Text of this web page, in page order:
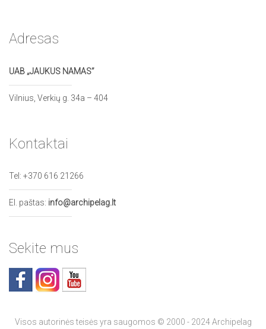
Adresas
UAB „JAUKUS NAMAS”
Vilnius, Verkių g. 34a – 404
Kontaktai
Tel: +370 616 21266
El. paštas: info@archipelag.lt
Sekite mus
Visos autorinės teisės yra saugomos © 2000 - 2024 Archipelag